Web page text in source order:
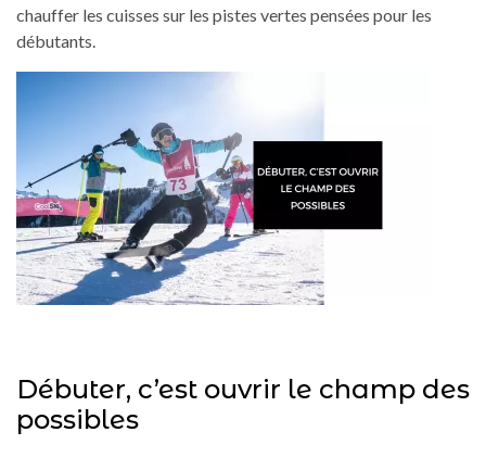
chauffer les cuisses sur les pistes vertes pensées pour les
débutants.
Débuter, c’est ouvrir le champ des
possibles